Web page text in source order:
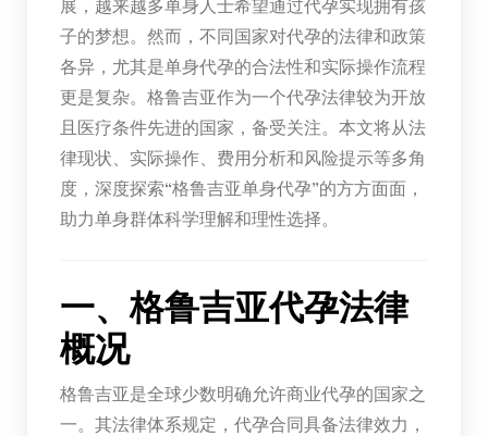
子的梦想。然而，不同国家对代孕的法律和政策
各异，尤其是单身代孕的合法性和实际操作流程
更是复杂。格鲁吉亚作为一个代孕法律较为开放
且医疗条件先进的国家，备受关注。本文将从法
律现状、实际操作、费用分析和风险提示等多角
度，深度探索“格鲁吉亚单身代孕”的方方面面，
助力单身群体科学理解和理性选择。
一、格鲁吉亚代孕法律
概况
格鲁吉亚是全球少数明确允许商业代孕的国家之
一。其法律体系规定，代孕合同具备法律效力，